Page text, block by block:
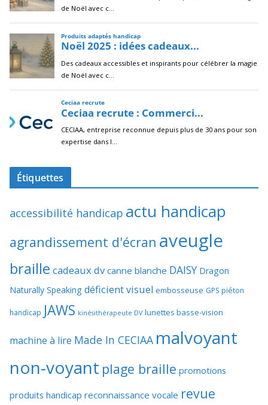
Étiquettes
accessibilité handicap actu handicap
agrandissement d'écran aveugle
braille cadeaux dv canne blanche DAISY Dragon
Naturally Speaking déficient visuel embosseuse GPS piéton
handicap JAWS kinésithérapeute DV lunettes basse-vision
machine à lire Made In CECIAA malvoyant
non-voyant plage braille promotions
produits handicap reconnaissance vocale revue